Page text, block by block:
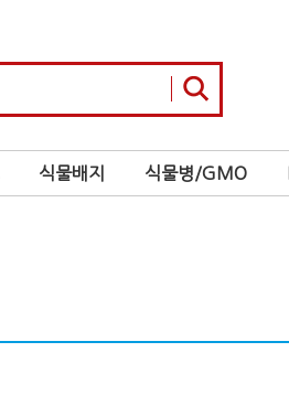
식물배지 식물병/GMO